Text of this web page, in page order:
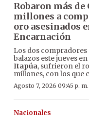
Robaron más de
millones a
oro asesinados
Encarnación
Los dos
balazos este jueves en
Itapúa, sufrieron el
millones, con los que
Agosto 7, 2026 09:45 p. m.
Nacionales